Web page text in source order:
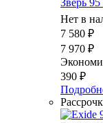
Нет в
7 580 ₽
7 970 ₽
390 ₽